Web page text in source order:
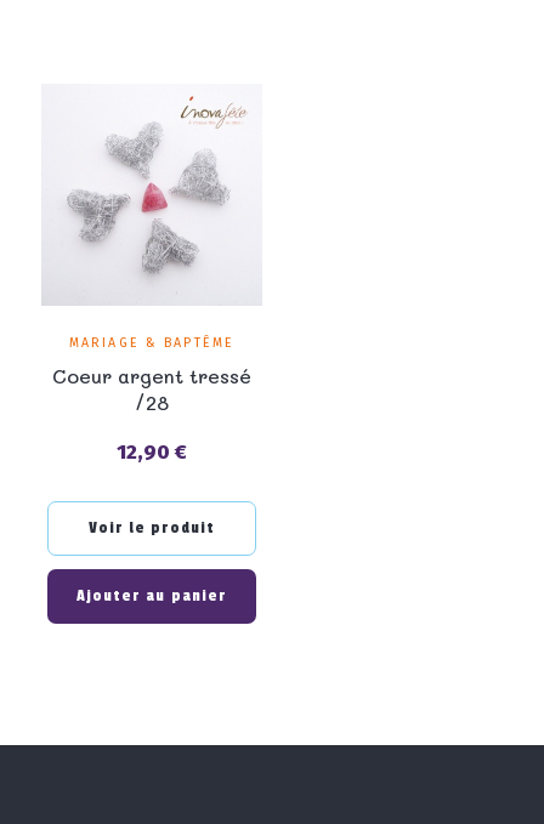
MARIAGE & BAPTÊME
Coeur argent tressé
/28
Prix
12,90 €
Voir le produit
Ajouter au panier